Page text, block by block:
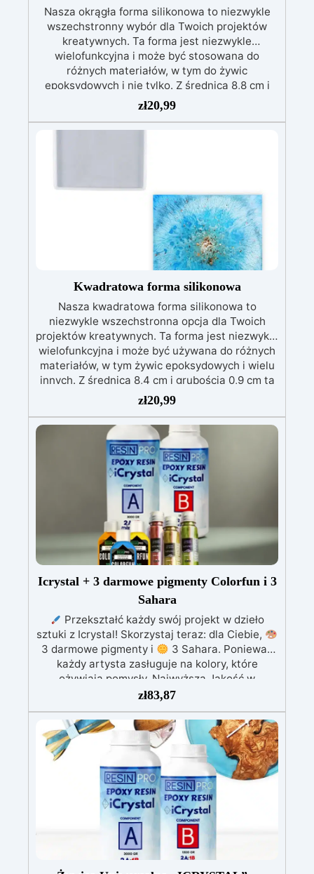
Nasza okrągła forma silikonowa to niezwykle
wszechstronny wybór dla Twoich projektów
kreatywnych. Ta forma jest niezwykle
wielofunkcyjna i może być stosowana do
różnych materiałów, w tym do żywic
epoksydowych i nie tylko. Z średnicą 8,8 cm i
grubością 1 cm pozwala ona na tworzenie
unikalnych i wszechstronnych dzieł sztuki. Jest
idealna do tworzenia przedmiotów z żywic
silikonową są nieograniczone! Wymiary formy:
Średnica 8,8 cm / Grubość 1 cm Kup teraz i
zacznij tworzyć niezwykłe dzieła sztuki z
szeroką gamą materiałów!
zł20,99
Kwadratowa forma silikonowa
Nasza kwadratowa forma silikonowa to
niezwykle wszechstronna opcja dla Twoich
projektów kreatywnych. Ta forma jest niezwykle
wielofunkcyjna i może być używana do różnych
materiałów, w tym żywic epoksydowych i wielu
innych. Z średnicą 8,4 cm i grubością 0,9 cm ta
forma pozwala na tworzenie unikalnych i
wszechstronnych dzieł sztuki. Jest idealna do
tworzenia przedmiotów z żywic epoksydowych,
żywic mineralnych, akrylu, gipsu, cementu i
wiele więcej. Możliwości twórcze z naszą
kwadratową formą silikonową są
nieograniczone! Wymiary formy: Średnica 8,4
cm / Grubość 0,9 cm Kup teraz i zacznij tworzyć
niezwykłe dzieła sztuki z szeroką gamą
materiałów!
zł20,99
Icrystal + 3 darmowe pigmenty Colorfun i 3
Sahara
Przekształć każdy swój projekt w dzieło
sztuki z Icrystal! Skorzystaj teraz: dla Ciebie,
3 darmowe pigmenty i
3 Sahara. Ponieważ
każdy artysta zasługuje na kolory, które
ożywiają pomysły. Najwyższa Jakość w
Przystępnej Cenie – Podnieś jakość swoich
dzieł bez rujnowania portfela! ICRYSTAL oferuje
najwyższą jakość za ułamek kosztów.
Kryształowa Jasność – Osiągnij niezrównaną
klarowność dzięki naszej bezbłędnej,
kryształowo czystej żywicy epoksydowej. Twoje
projekty będą mienić się szklanym
wykończeniem, które zachwyca.
na UV - Ciesz się długowiecznością swoich
projektów! ICRYSTAL jest specjalnie
opracowana, aby nie żółkła z czasem,
zapewniając, że Twoje twory pozostaną żywe i
fascynujące.
Wielozadaniowe Cudo – Rób
zł83,87